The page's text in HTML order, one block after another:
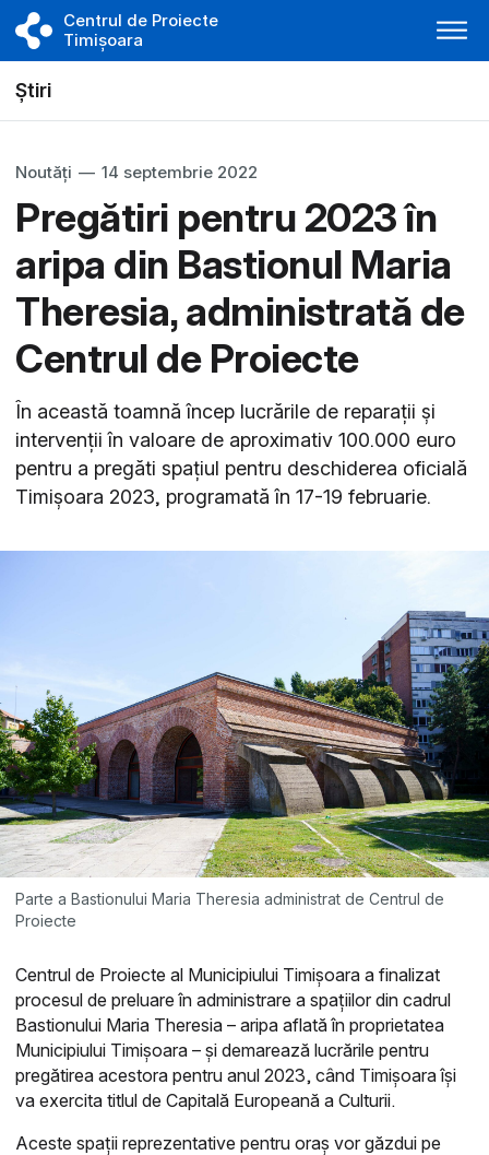
Centrul de Proiecte
Timișoara
Știri
Noutăți — 14 septembrie 2022
Pregătiri pentru 2023 în
aripa din Bastionul Maria
Theresia, administrată de
Centrul de Proiecte
În această toamnă încep lucrările de reparații și
intervenții în valoare de aproximativ 100.000 euro
pentru a pregăti spațiul pentru deschiderea oficială
Timișoara 2023, programată în 17-19 februarie.
Parte a Bastionului Maria Theresia administrat de Centrul de
Proiecte
Centrul de Proiecte al Municipiului Timișoara a finalizat
procesul de preluare în administrare a spațiilor din cadrul
Bastionului Maria Theresia – aripa aflată în proprietatea
Municipiului Timișoara – și demarează lucrările pentru
pregătirea acestora pentru anul 2023, când Timișoara își
va exercita titlul de Capitală Europeană a Culturii.
Aceste spații reprezentative pentru oraș vor găzdui pe